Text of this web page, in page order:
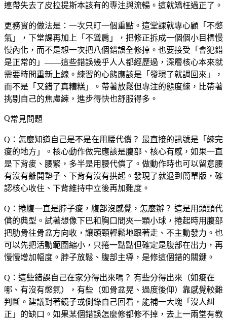
連帶失去了皮拉提斯本該有的專注與流暢。這就矯枉過正了。
更務實的做法是：一次只盯一個重點。這堂課就專心顧「不憋
氣」，下堂課再加上「不聳肩」，把修正拆成一個個小目標慢
慢內化，而不是想一次把八個錯誤全修掉。也要接受「會犯錯
是正常的」——這些錯誤幾乎人人都經歷過，深層核心本來就
需要時間重新上線。練習的心態應該是「發現了就調回來」，
而不是「又錯了真糟糕」。帶著放鬆但專注的態度練，比帶著
挑剔自己的焦慮練，進步得快也舒服得多。
常見問題
Q：怎麼知道自己是不是在用腰代償？ 最直接的訊號是「練完
痠的地方」。核心動作做完應該是腹部、核心有感，如果一直
是下背痠、腰緊，多半是用腰代償了。做動作時也可以留意腰
有沒有離開墊子、下背有沒有拱起。發現了就退到簡單版，確
認核心收住、下背維持中立後再加難度。
Q：捲腹一直是脖子痠，腹部沒感覺，怎麼辦？ 這是用頭頸代
償的典型。試著想像下巴和胸口間夾一顆小球，捲起時用腹部
把肋骨往骨盆方向收，讓頭頸輕鬆地跟著走、不主動發力。也
可以先把活動範圍縮小，只捲一點點但確定是腹部在出力，再
慢慢增加幅度。脖子放鬆、腹部主導，是修這個錯的關鍵。
Q：這些錯誤自己在家分得出來嗎？ 有些分得出來（如痠在
哪、有沒有憋氣），有些（如骨盆晃、過度後仰）靠感覺較難
判斷。建議對著鏡子或側錄自己回看，能補一大塊「沒人糾
正」的缺口。如果某個錯誤怎麼修都修不掉，去上一兩堂有教